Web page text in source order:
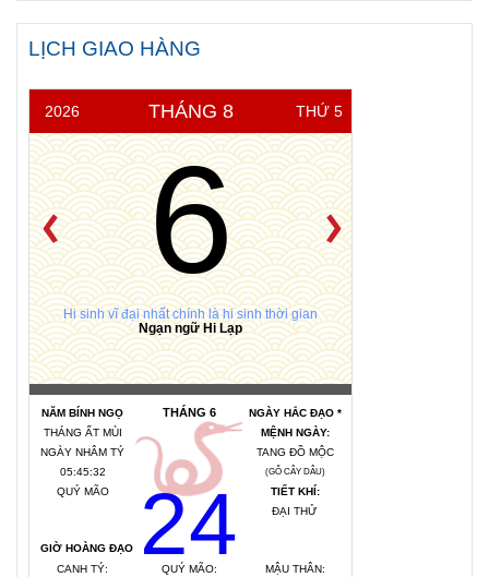
truyền thống
trăm năm Bình
LỊCH GIAO HÀNG
2026 THÁNG 8 THỨ 5
6
Hi sinh vĩ đại nhất chính là hi sinh thời gian
Ngạn ngữ Hi Lạp
NĂM BÍNH NGỌ
THÁNG ẤT MÙI
NGÀY NHÂM TÝ
05:45:32
QUÝ MÃO
THÁNG 6
24
NGÀY HẮC ĐẠO *
MỆNH NGÀY:
TANG ĐỒ MỘC
(GỖ CÂY DÂU)
TIẾT KHÍ:
ĐẠI THỬ
GIỜ HOÀNG ĐẠO
CANH TÝ:
QUÝ MÃO:
MẬU THÂN: